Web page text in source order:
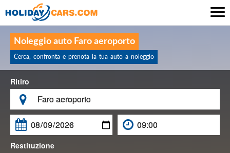
Noleggio auto Faro aeroporto
Cerca, confronta e prenota la tua auto a noleggio
Ritiro


Restituzione